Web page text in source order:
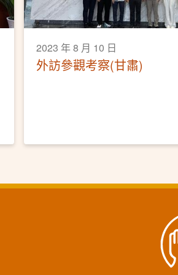
2023 年 8 月 10 日
外訪參觀考察(甘肅)